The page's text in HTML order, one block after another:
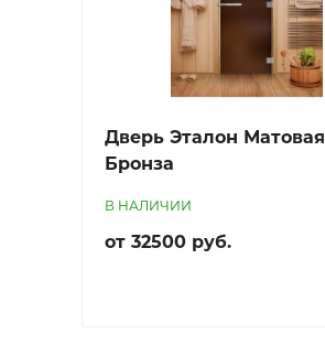
Дверь Эталон Матовая
Бронза
В НАЛИЧИИ
от 32500 руб.